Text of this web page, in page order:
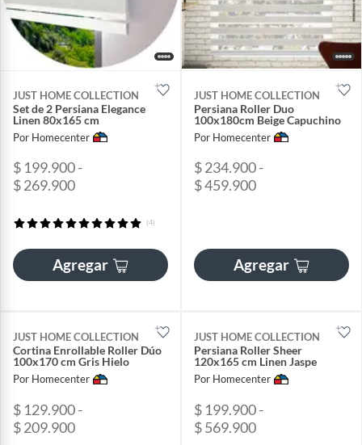
JUST HOME COLLECTION
Set de 2 Persiana Elegance
Linen 80x165 cm
Por Homecenter
$ 199.900 -
$ 269.900
(4)
Agregar
JUST HOME COLLECTION
Persiana Roller Duo
100x180cm Beige Capuchino
Por Homecenter
$ 234.900 -
$ 459.900
Agregar
JUST HOME COLLECTION
Cortina Enrollable Roller Dúo
100x170 cm Gris Hielo
Por Homecenter
$ 129.900 -
$ 209.900
JUST HOME COLLECTION
Persiana Roller Sheer
120x165 cm Linen Jaspe
Por Homecenter
$ 199.900 -
$ 569.900